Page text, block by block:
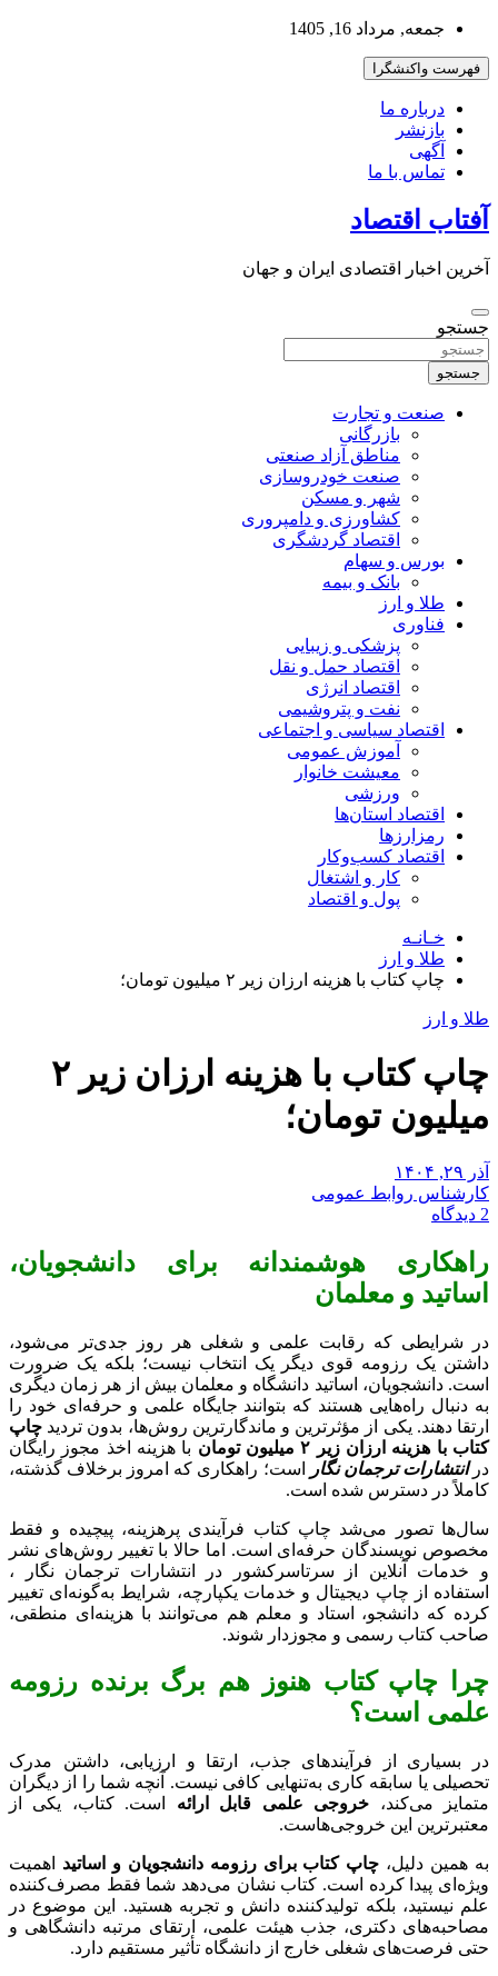
بروید
جمعه, مرداد 16, 1405
فهرست واکنشگرا
درباره ما
بازنشر
آگهی
تماس با ما
آفتاب اقتصاد
آخرین اخبار اقتصادی ایران و جهان
جستجو
جستجو
صنعت و تجارت
بازرگانی
مناطق آزاد صنعتی
صنعت خودروسازی
شهر و مسکن
کشاورزی و دامپروری
اقتصاد گردشگری
بورس و سهام
بانک و بیمه
طلا و ارز
فناوری
پزشکی و زیبایی
اقتصاد حمل و نقل
اقتصاد انرژی
نفت و پتروشیمی
اقتصاد سیاسی و اجتماعی
آموزش عمومی
معیشت خانوار
ورزشی
اقتصاد استان‌ها
رمزارزها
اقتصاد کسب‌و‌کار
کار و اشتغال
پول و اقتصاد
خـانـه
طلا و ارز
چاپ کتاب با هزینه ارزان زیر ۲ میلیون تومان؛
طلا و ارز
چاپ کتاب با هزینه ارزان زیر ۲
میلیون تومان؛
آذر ۲۹, ۱۴۰۴
کارشناس روابط عمومی
2 دیدگاه
راهکاری هوشمندانه برای دانشجویان،
اساتید و معلمان
در شرایطی که رقابت علمی و شغلی هر روز جدی‌تر می‌شود،
داشتن یک رزومه قوی دیگر یک انتخاب نیست؛ بلکه یک ضرورت
است. دانشجویان، اساتید دانشگاه و معلمان بیش از هر زمان دیگری
به دنبال راه‌هایی هستند که بتوانند جایگاه علمی و حرفه‌ای خود را
ارتقا دهند. یکی از مؤثرترین و ماندگارترین روش‌ها، بدون تردید چاپ
کتاب با هزینه ارزان زیر ۲ میلیون تومان
با هزینه اخذ مجوز رایگان
درانتشارات ترجمان نگار
است؛ راهکاری که امروز برخلاف گذشته،
کاملاً در دسترس شده است.
سال‌ها تصور می‌شد چاپ کتاب فرآیندی پرهزینه، پیچیده و فقط
مخصوص نویسندگان حرفه‌ای است. اما حالا با تغییر روش‌های نشر
و خدمات آنلاین از سرتاسرکشور در انتشارات ترجمان نگار ،
استفاده از چاپ دیجیتال و خدمات یکپارچه، شرایط به‌گونه‌ای تغییر
کرده که دانشجو، استاد و معلم هم می‌توانند با هزینه‌ای منطقی،
صاحب کتاب رسمی و مجوزدار شوند.
چرا چاپ کتاب هنوز هم برگ برنده رزومه
علمی است؟
در بسیاری از فرآیندهای جذب، ارتقا و ارزیابی، داشتن مدرک
تحصیلی یا سابقه کاری به‌تنهایی کافی نیست. آنچه شما را از دیگران
متمایز می‌کند، خروجی علمی قابل ارائه است. کتاب، یکی از
معتبرترین این خروجی‌هاست.
به همین دلیل، چاپ کتاب برای رزومه دانشجویان و اساتید اهمیت
ویژه‌ای پیدا کرده است. کتاب نشان می‌دهد شما فقط مصرف‌کننده
علم نیستید، بلکه تولیدکننده دانش و تجربه هستید. این موضوع در
مصاحبه‌های دکتری، جذب هیئت علمی، ارتقای مرتبه دانشگاهی و
حتی فرصت‌های شغلی خارج از دانشگاه تأثیر مستقیم دارد.